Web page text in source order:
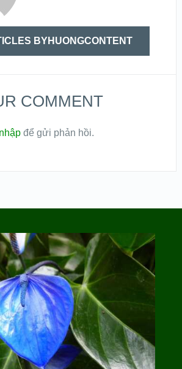
BYHUONGCONTENT
COMMENT
để gửi phản hồi.